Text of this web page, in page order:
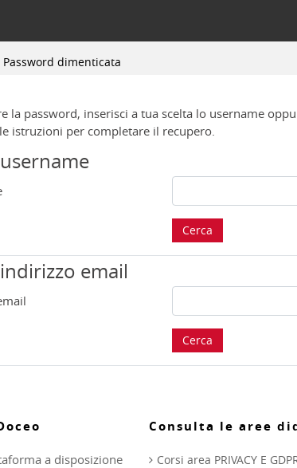
Password dimenticata
la password, inserisci a tua scelta lo username
istruzioni per completare il recupero.
email
a disposizione
Consulta le aree
Corsi area PRIVACY E